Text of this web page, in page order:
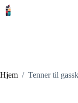
Hopp
Hjem / Tenner til